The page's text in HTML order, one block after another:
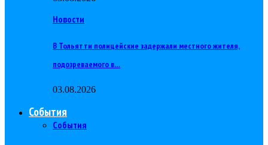
Новости
В Тольятти полицейские задержали местного жителя,
подозреваемого в…
03.08.2026
События
События